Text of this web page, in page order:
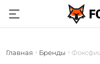
Главная Бренды